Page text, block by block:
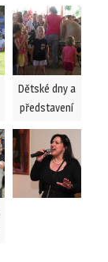
Dětské dny a
představení